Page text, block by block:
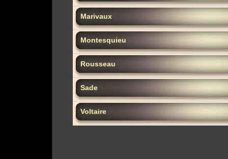
Marivaux
Montesquieu
Rousseau
Sade
Voltaire